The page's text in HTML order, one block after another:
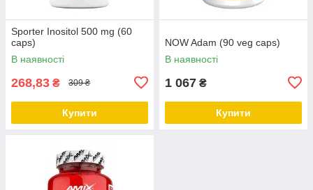
Sporter Inositol 500 mg (60
caps)
В наявності
268,83 ₴ 309 ₴
Купити
NOW Adam (90 veg caps)
В наявності
1 067 ₴
Купити